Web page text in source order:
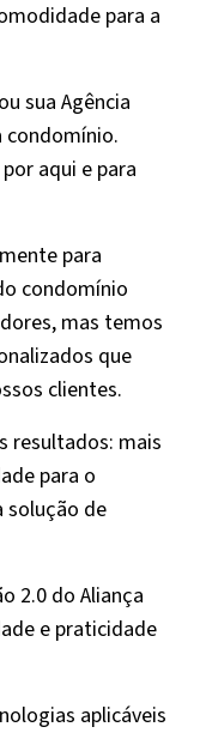
para a
sua Agência
condomínio.
aqui e para
para
condomínio
mas temos
que
clientes.
resultados: mais
para o
solução de
2.0 do Aliança
e praticidade
aplicáveis